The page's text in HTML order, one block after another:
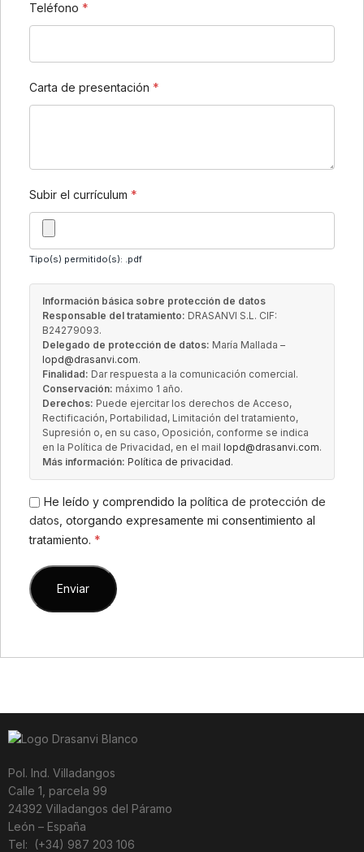
Teléfono *
Carta de presentación *
Subir el currículum *
Tipo(s) permitido(s): .pdf
Información básica sobre protección de datos
Responsable del tratamiento: DRASANVI S.L. CIF:
B24279093.
Delegado de protección de datos: María Mallada –
lopd@drasanvi.com.
Finalidad: Dar respuesta a la comunicación comercial.
Conservación: máximo 1 año.
Derechos: Puede ejercitar los derechos de Acceso,
Rectificación, Portabilidad, Limitación del tratamiento,
Supresión o, en su caso, Oposición, conforme se indica
en la Política de Privacidad, en el mail lopd@drasanvi.com.
Más información: Política de privacidad.
He leído y comprendido la política de protección de
datos , otorgando expresamente mi consentimiento al
tratamiento. *
Pol. Ind. Villadangos
Calle 1, parcela 99
24392 Villadangos del Páramo
León – España
Tel: (+34) 987 203 106